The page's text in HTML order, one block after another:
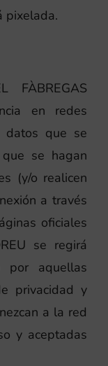
pixelada.
FÀBREGAS
en redes
datos que se
se hagan
(y/o realicen
a través
oficiales
se regirá
por aquellas
privacidad y
a la red
y aceptadas